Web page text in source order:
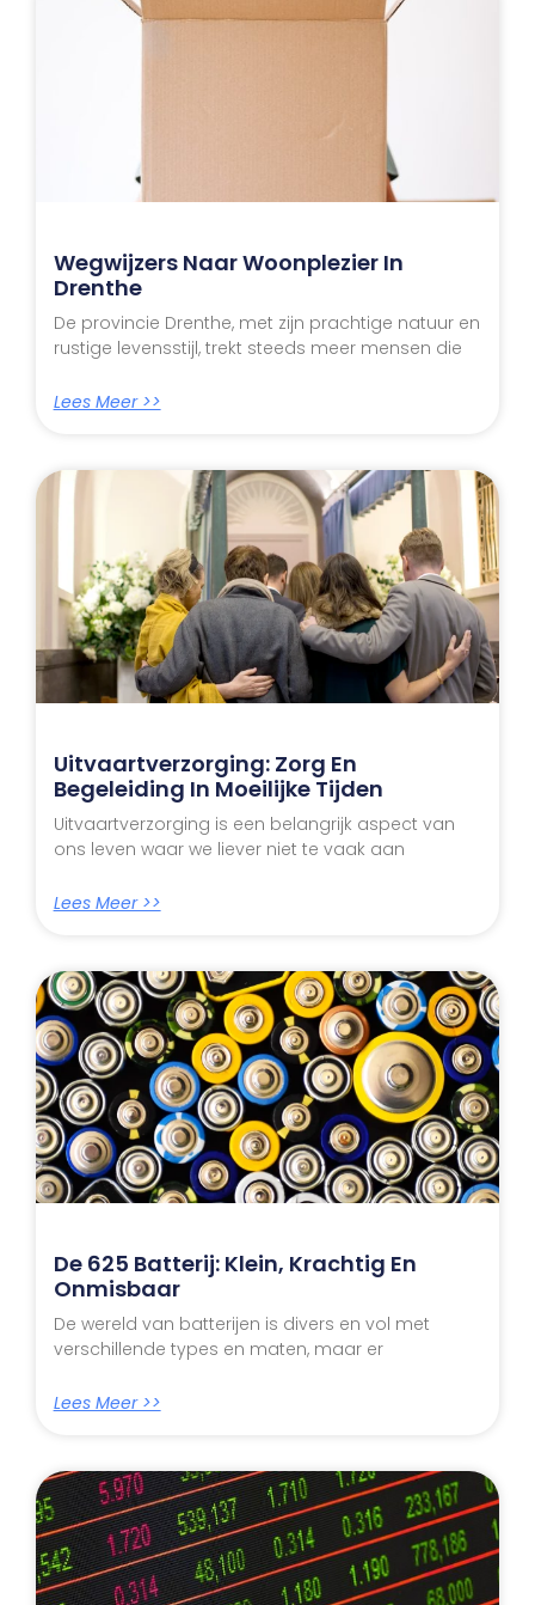
Wegwijzers Naar Woonplezier In
Drenthe
De provincie Drenthe, met zijn prachtige natuur en
rustige levensstijl, trekt steeds meer mensen die
Lees Meer >>
Uitvaartverzorging: Zorg En
Begeleiding In Moeilijke Tijden
Uitvaartverzorging is een belangrijk aspect van
ons leven waar we liever niet te vaak aan
Lees Meer >>
De 625 Batterij: Klein, Krachtig En
Onmisbaar
De wereld van batterijen is divers en vol met
verschillende types en maten, maar er
Lees Meer >>